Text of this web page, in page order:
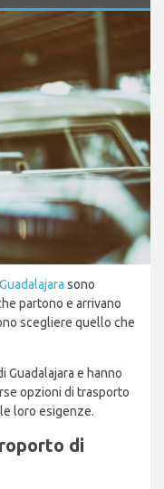
sono
partono e arrivano
scegliere quello che
Guadalajara e hanno
opzioni di trasporto
loro esigenze.
di